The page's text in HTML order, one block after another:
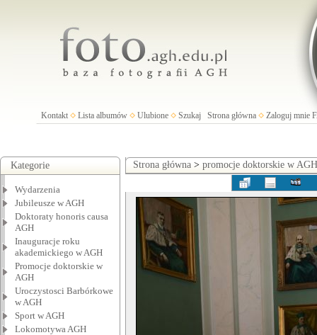
Kontakt Lista albumów Ulubione Szukaj Strona główna Zaloguj mnie
Kategorie
Wydarzenia
Jubileusze w AGH
Doktoraty honoris causa
AGH
Inauguracje roku
akademickiego w AGH
Promocje doktorskie w
AGH
Uroczystosci Barbórkowe
w AGH
Sport w AGH
Lokomotywa AGH
Strona główna > promocje doktorskie w AGH